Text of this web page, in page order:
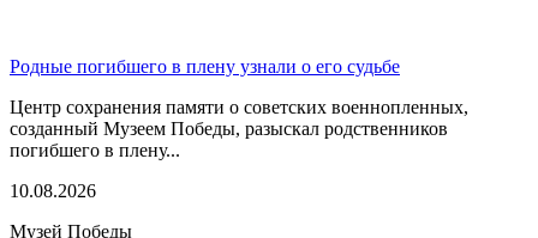
Родные погибшего в плену узнали о его судьбе
Центр сохранения памяти о советских военнопленных,
созданный Музеем Победы, разыскал родственников
погибшего в плену...
10.08.2026
Музей Победы